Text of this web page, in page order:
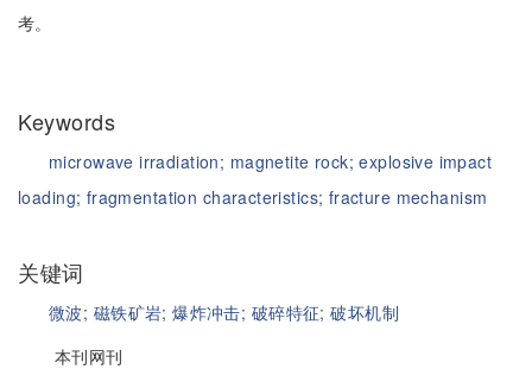
考。
Keywords
microwave irradiation; magnetite rock;explosive impact
loading; fragmentation characteristics; fracture mechanism
关键词
微波; 磁铁矿岩;爆炸冲击; 破碎特征;破坏机制
本刊网刊